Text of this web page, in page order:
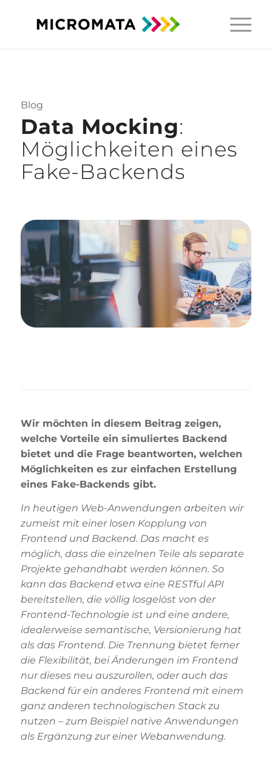
Blog
Data Mocking:
Möglichkeiten eines
Fake-Backends
Wir möchten in diesem Beitrag zeigen,
welche Vorteile ein simuliertes Backend
bietet und die Frage beantworten, welchen
Möglichkeiten es zur einfachen Erstellung
eines Fake-Backends gibt.
In heutigen Web-Anwendungen arbeiten wir
zumeist mit einer losen Kopplung von
Frontend und Backend. Das macht es
möglich, dass die einzelnen Teile als separate
Projekte gehandhabt werden können. So
kann das Backend etwa eine RESTful API
bereitstellen, die völlig losgelöst von der
Frontend-Technologie ist und eine andere,
idealerweise semantische, Versionierung hat
als das Frontend. Die Trennung bietet ferner
die Flexibilität, bei Änderungen im Frontend
nur dieses neu auszurollen, oder auch das
Backend für ein anderes Frontend mit einem
ganz anderen technologischen Stack zu
nutzen – zum Beispiel native Anwendungen
als Ergänzung zur einer Webanwendung.